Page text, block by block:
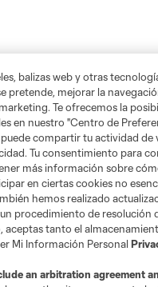
balizas web y otras
pretende, mejorar la
Te ofrecemos la
en nuestro "Centro de
compartir tu actividad de
Tu consentimiento para
más información sobre
en ciertas cookies no
hemos realizado
procedimiento de resolución
tanto el
Mi Información Personal
an arbitration agreement